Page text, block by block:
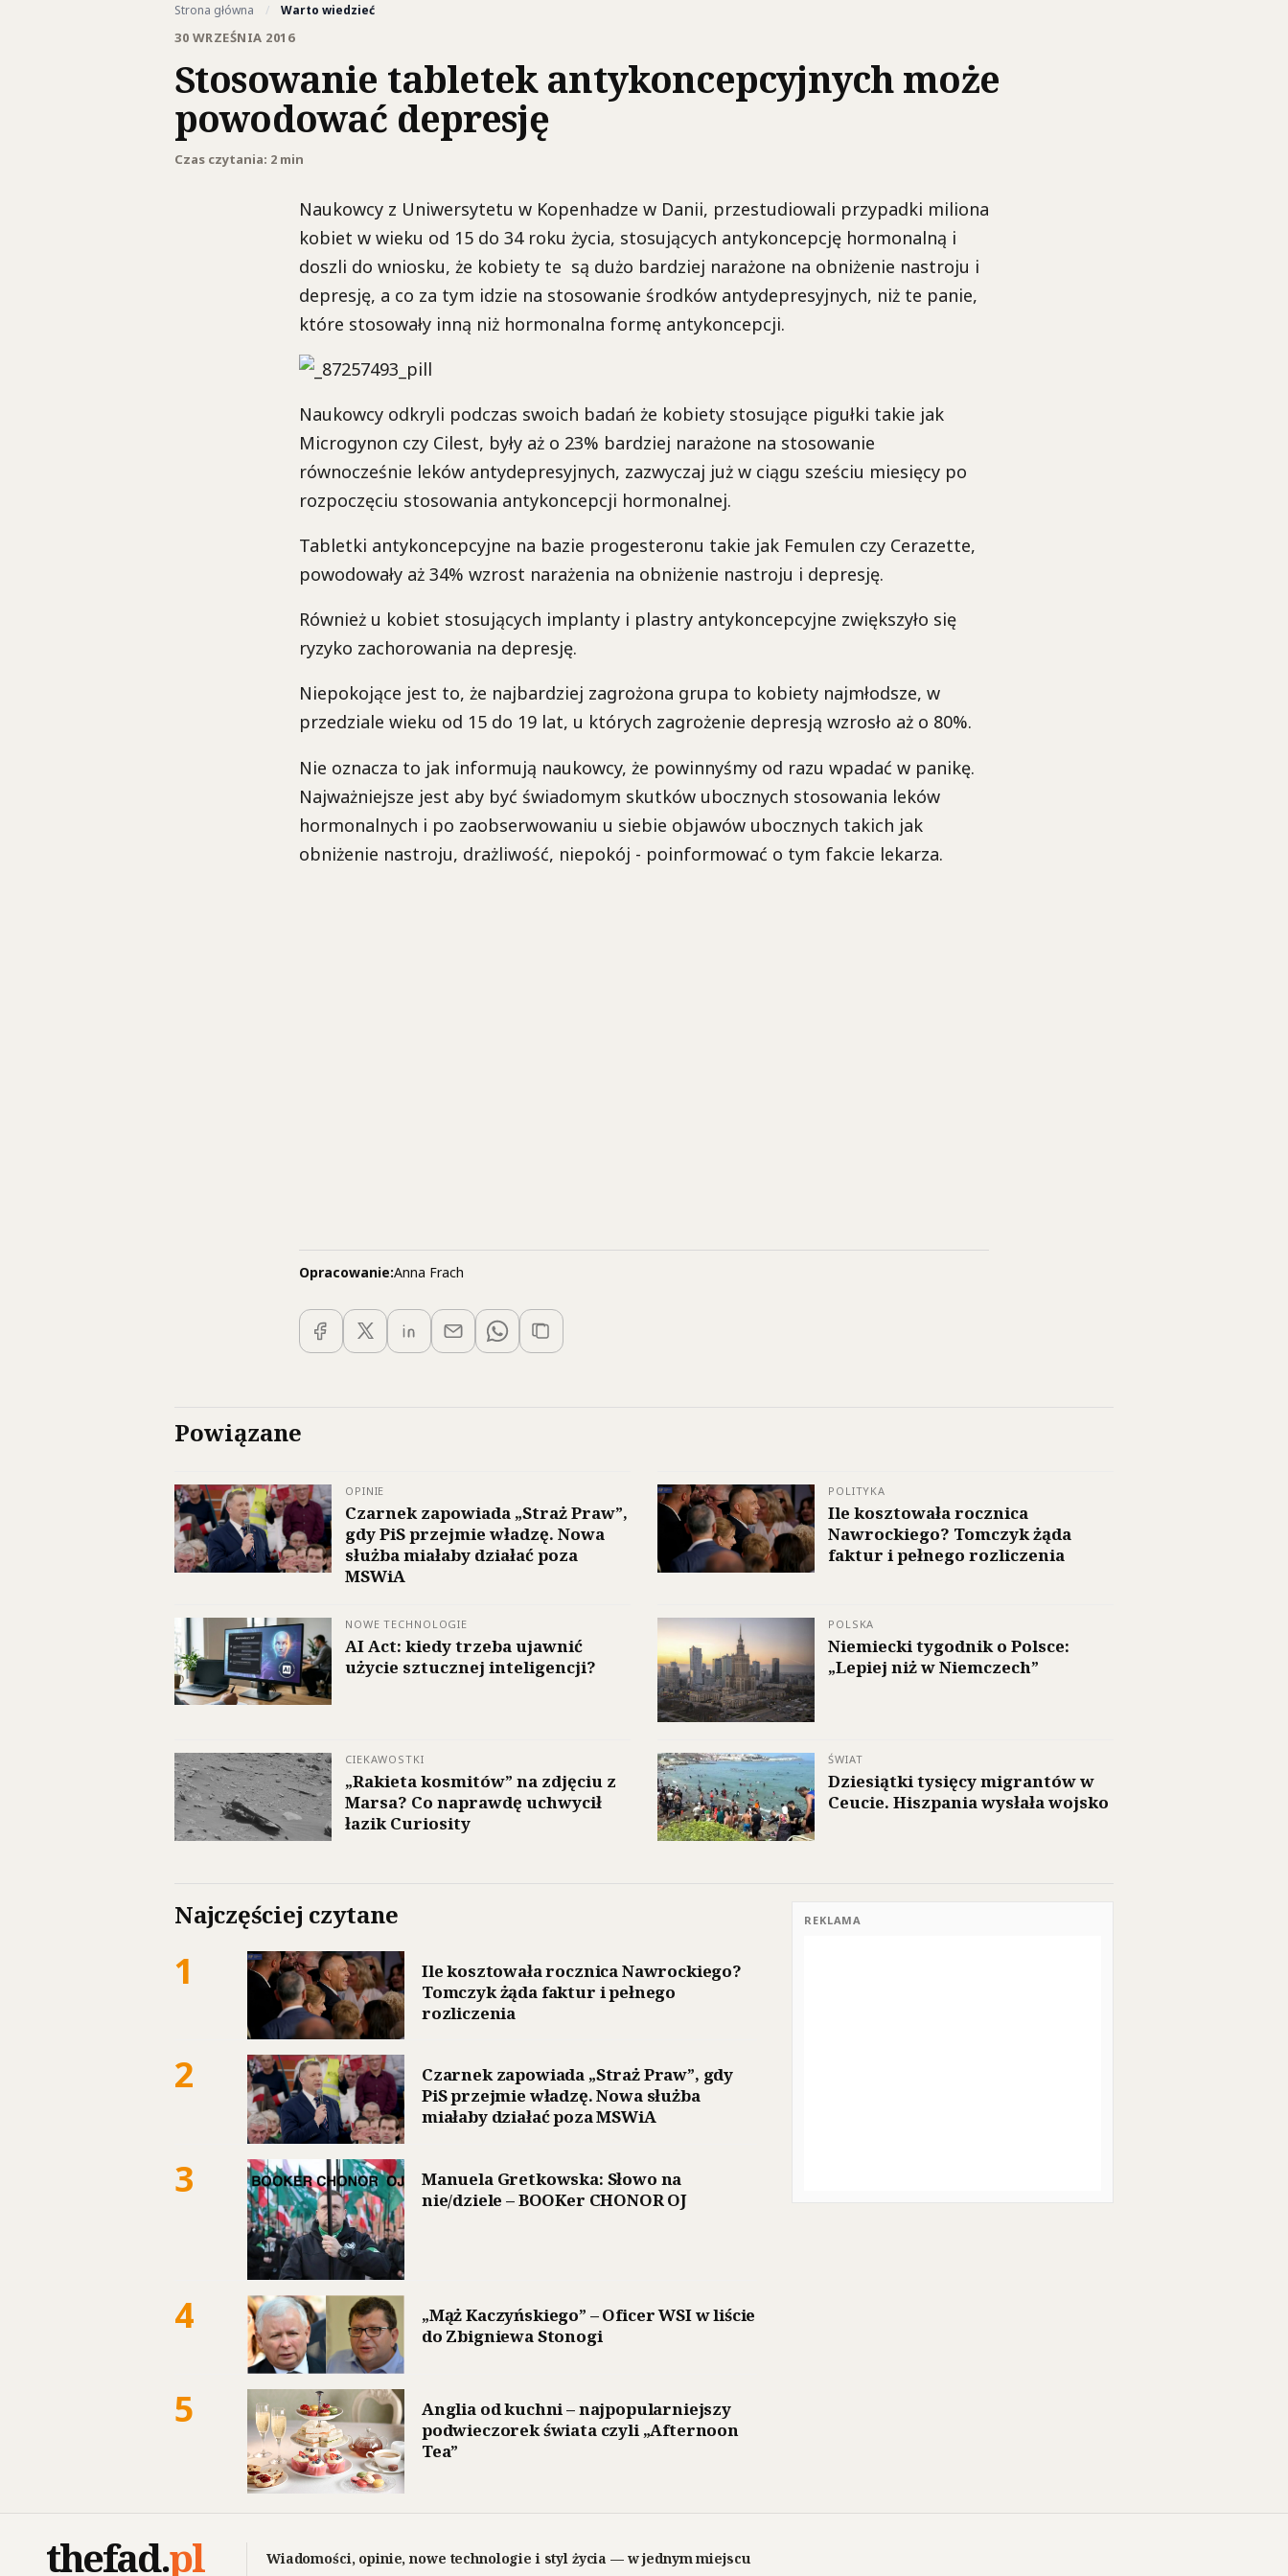
Strona główna / Warto wiedzieć
30 WRZEŚNIA 2016
Stosowanie tabletek antykoncepcyjnych może
powodować depresję
Czas czytania: 2 min
Naukowcy z Uniwersytetu w Kopenhadze w Danii, przestudiowali przypadki miliona
kobiet w wieku od 15 do 34 roku życia, stosujących antykoncepcję hormonalną i
doszli do wniosku, że kobiety te są dużo bardziej narażone na obniżenie nastroju i
depresję, a co za tym idzie na stosowanie środków antydepresyjnych, niż te panie,
które stosowały inną niż hormonalna formę antykoncepcji.
Naukowcy odkryli podczas swoich badań że kobiety stosujące pigułki takie jak
Microgynon czy Cilest, były aż o 23% bardziej narażone na stosowanie
równocześnie leków antydepresyjnych, zazwyczaj już w ciągu sześciu miesięcy po
rozpoczęciu stosowania antykoncepcji hormonalnej.
Tabletki antykoncepcyjne na bazie progesteronu takie jak Femulen czy Cerazette,
powodowały aż 34% wzrost narażenia na obniżenie nastroju i depresję.
Również u kobiet stosujących implanty i plastry antykoncepcyjne zwiększyło się
ryzyko zachorowania na depresję.
Niepokojące jest to, że najbardziej zagrożona grupa to kobiety najmłodsze, w
przedziale wieku od 15 do 19 lat, u których zagrożenie depresją wzrosło aż o 80%.
Nie oznacza to jak informują naukowcy, że powinnyśmy od razu wpadać w panikę.
Najważniejsze jest aby być świadomym skutków ubocznych stosowania leków
hormonalnych i po zaobserwowaniu u siebie objawów ubocznych takich jak
obniżenie nastroju, drażliwość, niepokój - poinformować o tym fakcie lekarza.
Opracowanie:Anna Frach
Powiązane
OPINIE
Czarnek zapowiada „Straż Praw”,
gdy PiS przejmie władzę. Nowa
służba miałaby działać poza
MSWiA
POLITYKA
Ile kosztowała rocznica
Nawrockiego? Tomczyk żąda
faktur i pełnego rozliczenia
NOWE TECHNOLOGIE
AI Act: kiedy trzeba ujawnić
użycie sztucznej inteligencji?
POLSKA
Niemiecki tygodnik o Polsce:
„Lepiej niż w Niemczech”
CIEKAWOSTKI
„Rakieta kosmitów” na zdjęciu z
Marsa? Co naprawdę uchwycił
łazik Curiosity
ŚWIAT
Dziesiątki tysięcy migrantów w
Ceucie. Hiszpania wysłała wojsko
Najczęściej czytane
1
Ile kosztowała rocznica Nawrockiego?
Tomczyk żąda faktur i pełnego
rozliczenia
2
Czarnek zapowiada „Straż Praw”, gdy
PiS przejmie władzę. Nowa służba
miałaby działać poza MSWiA
3
Manuela Gretkowska: Słowo na
nie/dziele – BOOKer CHONOR OJ
4
„Mąż Kaczyńskiego” – Oficer WSI w liście
do Zbigniewa Stonogi
5
Anglia od kuchni – najpopularniejszy
podwieczorek świata czyli „Afternoon
Tea”
REKLAMA
thefad.pl Wiadomości, opinie, nowe technologie i styl życia — w jednym miejscu